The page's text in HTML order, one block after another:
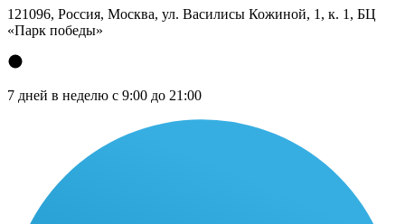
121096, Россия, Москва, ул. Василисы Кожиной, 1, к. 1, БЦ
«Парк победы»
7 дней в неделю с 9:00 до 21:00